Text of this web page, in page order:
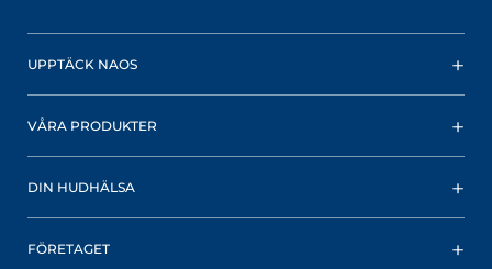
UPPTÄCK NAOS
VÅRA PRODUKTER
DIN HUDHÄLSA
FÖRETAGET